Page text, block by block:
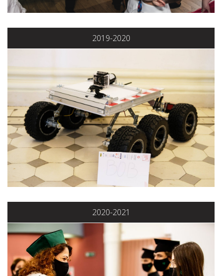
2019-2020
2020-2021